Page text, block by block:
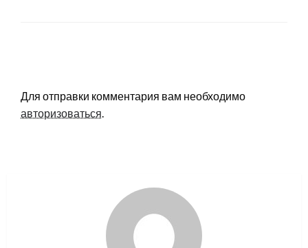
Для отправки комментария вам необходимо
авторизоваться.